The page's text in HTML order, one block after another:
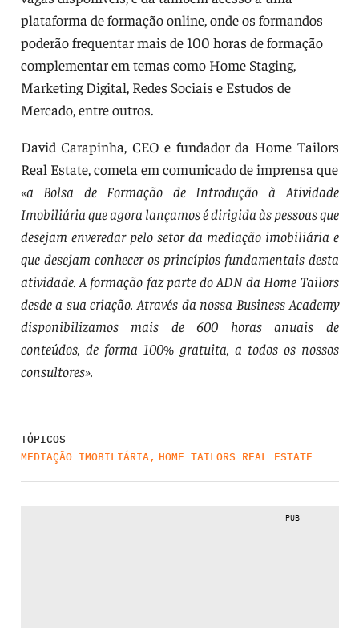
plataforma de formação online, onde os formandos
poderão frequentar mais de 100 horas de formação
complementar em temas como Home Staging,
Marketing Digital, Redes Sociais e Estudos de
Mercado, entre outros.
David Carapinha, CEO e fundador da Home Tailors
Real Estate, cometa em comunicado de imprensa que
«a Bolsa de Formação de Introdução à Atividade
Imobiliária que agora lançamos é dirigida às pessoas que
desejam enveredar pelo setor da mediação imobiliária e
que desejam conhecer os princípios fundamentais desta
atividade. A formação faz parte do ADN da Home Tailors
desde a sua criação. Através da nossa Business Academy
disponibilizamos mais de 600 horas anuais de
conteúdos, de forma 100% gratuita, a todos os nossos
consultores».
TÓPICOS
MEDIAÇÃO IMOBILIÁRIA, HOME TAILORS REAL ESTATE
PUB